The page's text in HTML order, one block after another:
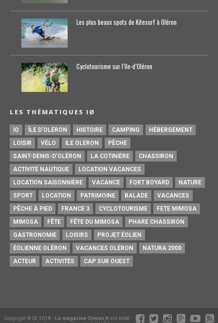
Les plus beaux spots de Kitesurf à Oléron
Cyclotourisme sur l’île-d’0léron
LES THÉMATIQUES IØ
IO ÎLE D'OLÉRON HISTOIRE CAMPING
HÉBERGEMENT
LOISIR
VÉLO ILE OLERON
PÊCHE
SAINT-DENIS-D'OLÉRON
LA COTINIÈRE
CHASSIRON
ACTIVITÉ NAUTIQUE
LOCATION VACANCES
LOCATION SAISONNIÈRE
VACANCE FORT BOYARD
NATURE
SPORT
LOCATION PATRIMOINE BALADE
VACANCES
PÊCHE À PIED
FRANCE 3 CYCLOTOURISME
FETE MIMOSA
MIMOSA
FÊTE FÊTE DU MIMOSA
PHARE CHASSIRON
GASTRONOMIE
LOISIRS
PROJET ÉOLIEN
ÉOLIENNE OLÉRON
VACANCES OLÉRON
NATURA 2000
ACTEUR
ACTIVITÉS CAP SUR OUEST
Copyright © IØ 2018 - Le magazine Oléron.frest édité